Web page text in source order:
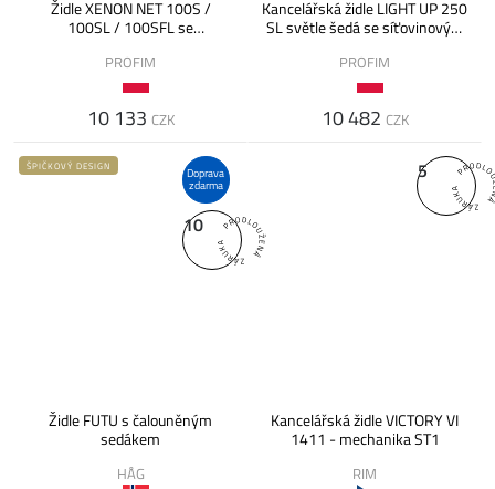
Židle XENON NET 100S /
100SL / 100SFL se
Synchro
PROFIM
10 133 CZK
Kancelářská židle LIGHT UP 250
SL světle šedá se síťovinovým
PROFIM
10 482 CZK
Doprava
zdarma
10
ŠPIČKOVÝ DESIGN
Židle FUTU s čalouněným
sedákem
HÅG
5
Kancelářská židle VICTORY VI
1411 - mechanika ST1
RIM